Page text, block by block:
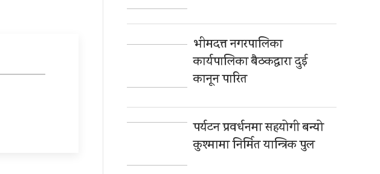
भीमदत्त नगरपालिका
कार्यपालिका बैठकद्वारा दुई
कानून पारित
पर्यटन प्रवर्धनमा सहयोगी बन्यो
कुश्मामा निर्मित यान्त्रिक पुल